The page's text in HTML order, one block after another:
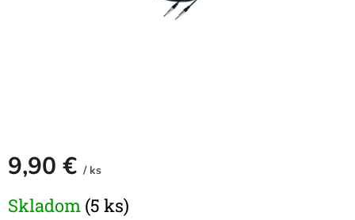
9,90 € / ks
cena:
Skladom (5 ks)